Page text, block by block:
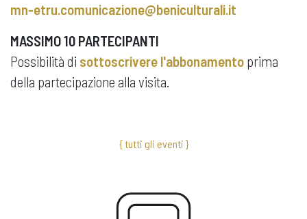
mn-etru.comunicazione@beniculturali.it
MASSIMO 10 PARTECIPANTI
Possibilità di sottoscrivere l'abbonamento prima
della partecipazione alla visita.
{ tutti gli eventi }